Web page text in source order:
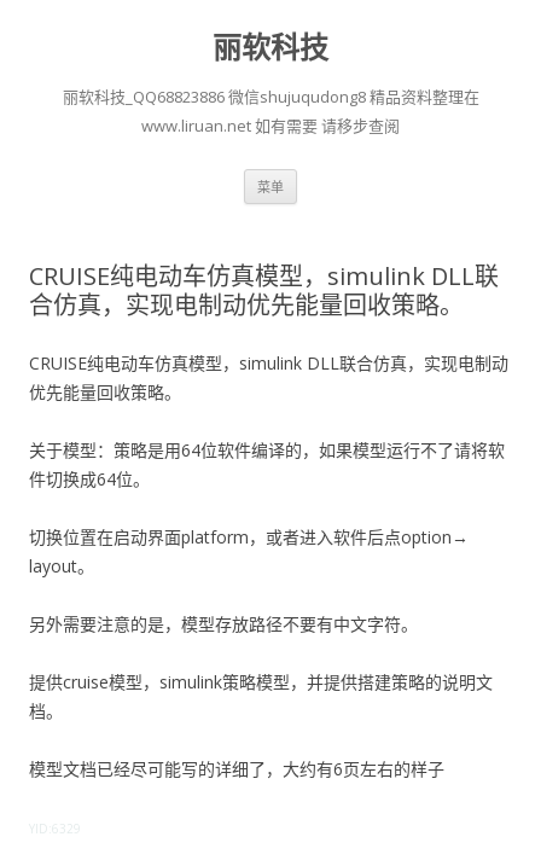
丽软科技
丽软科技_QQ68823886 微信shujuqudong8 精品资料整理在
www.liruan.net 如有需要 请移步查阅
菜单
CRUISE纯电动车仿真模型，simulink DLL联
合仿真，实现电制动优先能量回收策略。
CRUISE纯电动车仿真模型，simulink DLL联合仿真，实现电制动
优先能量回收策略。
关于模型：策略是用64位软件编译的，如果模型运行不了请将软
件切换成64位。
切换位置在启动界面platform，或者进入软件后点option→
layout。
另外需要注意的是，模型存放路径不要有中文字符。
提供cruise模型，simulink策略模型，并提供搭建策略的说明文
档。
模型文档已经尽可能写的详细了，大约有6页左右的样子
YID:6329